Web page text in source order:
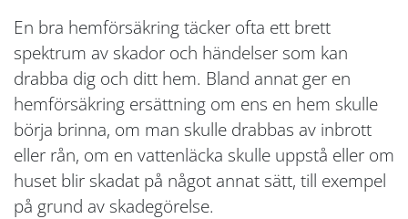
En bra hemförsäkring täcker ofta ett brett
spektrum av skador och händelser som kan
drabba dig och ditt hem. Bland annat ger en
hemförsäkring ersättning om ens en hem skulle
börja brinna, om man skulle drabbas av inbrott
eller rån, om en vattenläcka skulle uppstå eller om
huset blir skadat på något annat sätt, till exempel
på grund av skadegörelse.